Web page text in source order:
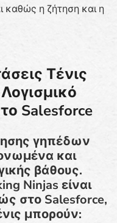
καθώς η ζήτηση και η
Τένις
Salesforce
γηπέδων
και
βάθους.
Ninjas είναι
στο Salesforce,
μπορούν: